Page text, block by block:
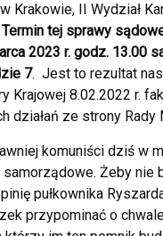
Krakowie, II Wydział
Termin tej sprawy
2023 r. godz. 13.00
7. Jest to rezultat
Krajowej 8.02.2022 r.
działań ze strony Rady
komuniści dziś w
Żeby nie
pułkownika
przypominać o